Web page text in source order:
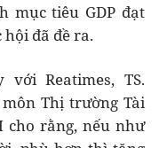
mục tiêu GDP đạt
hội đã đề ra.
Reatimes, TS.
Thị trường Tài
cho rằng, nếu như